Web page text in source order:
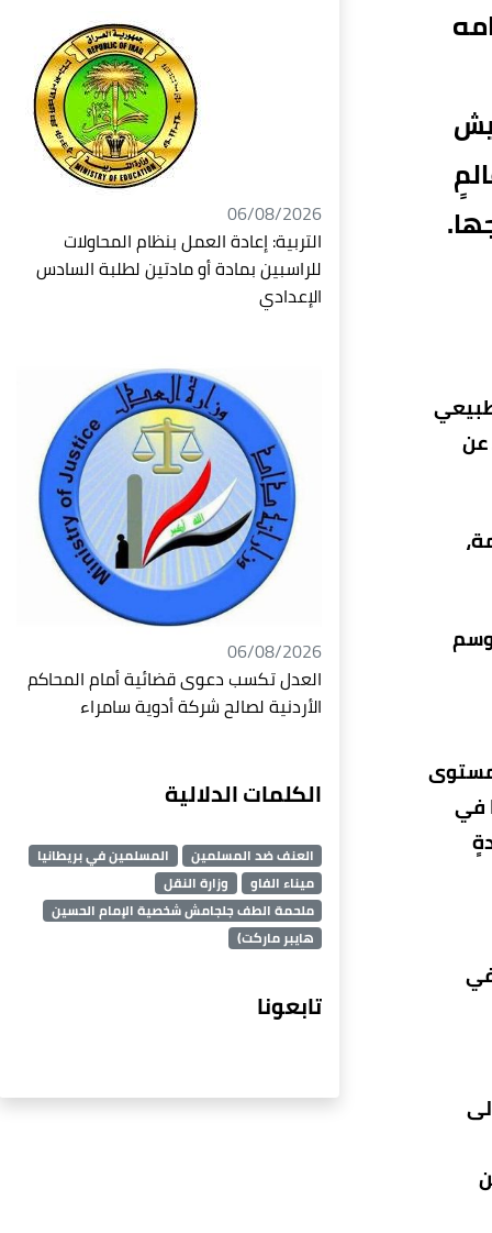
عن
وسم
مستوى
في
06/08/2026
التربية: إعادة العمل بنظام المحاولات
للراسبين بمادة أو مادتين لطلبة السادس
الإعدادي
06/08/2026
العدل تكسب دعوى قضائية أمام المحاكم
الأردنية لصالح شركة أدوية سامراء
الكلمات الدلالية
العنف ضد المسلمين
المسلمين في بريطانيا
ميناء الفاو
وزارة النقل
ملحمة الطف جلجامش شخصية الإمام الحسين
هايبر ماركت)
تابعونا